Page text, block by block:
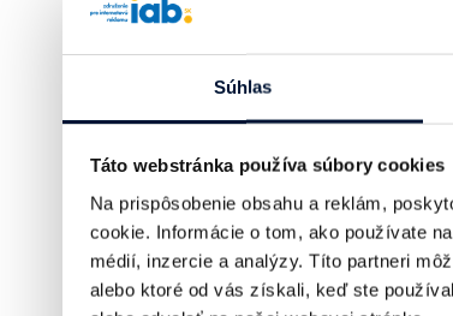
Súhlas
Táto webstránka používa súbory cookies
Na prispôsobenie obsahu a reklám,
cookie. Informácie o tom, ako používate
médií, inzercie a analýzy. Títo partneri
alebo ktoré od vás získali, keď ste